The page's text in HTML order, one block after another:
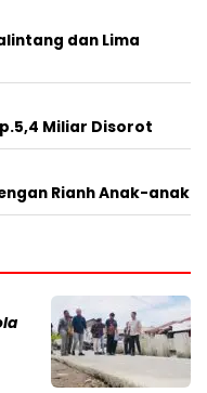
dan Lima
Miliar Disorot
Rianh Anak-anak